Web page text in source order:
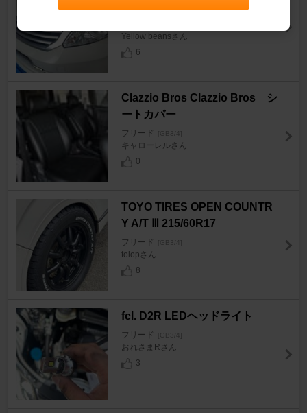
Yellow beansさん
6
Clazzio Bros Clazzio Bros シ
ートカバー
フリード [GB3/4]
キャローレルさん
0
TOYO TIRES OPEN COUNTR
Y A/T Ⅲ 215/60R17
フリード [GB3/4]
tolopさん
8
fcl. D2R LEDヘッドライト
フリード [GB3/4]
おれさまRさん
3